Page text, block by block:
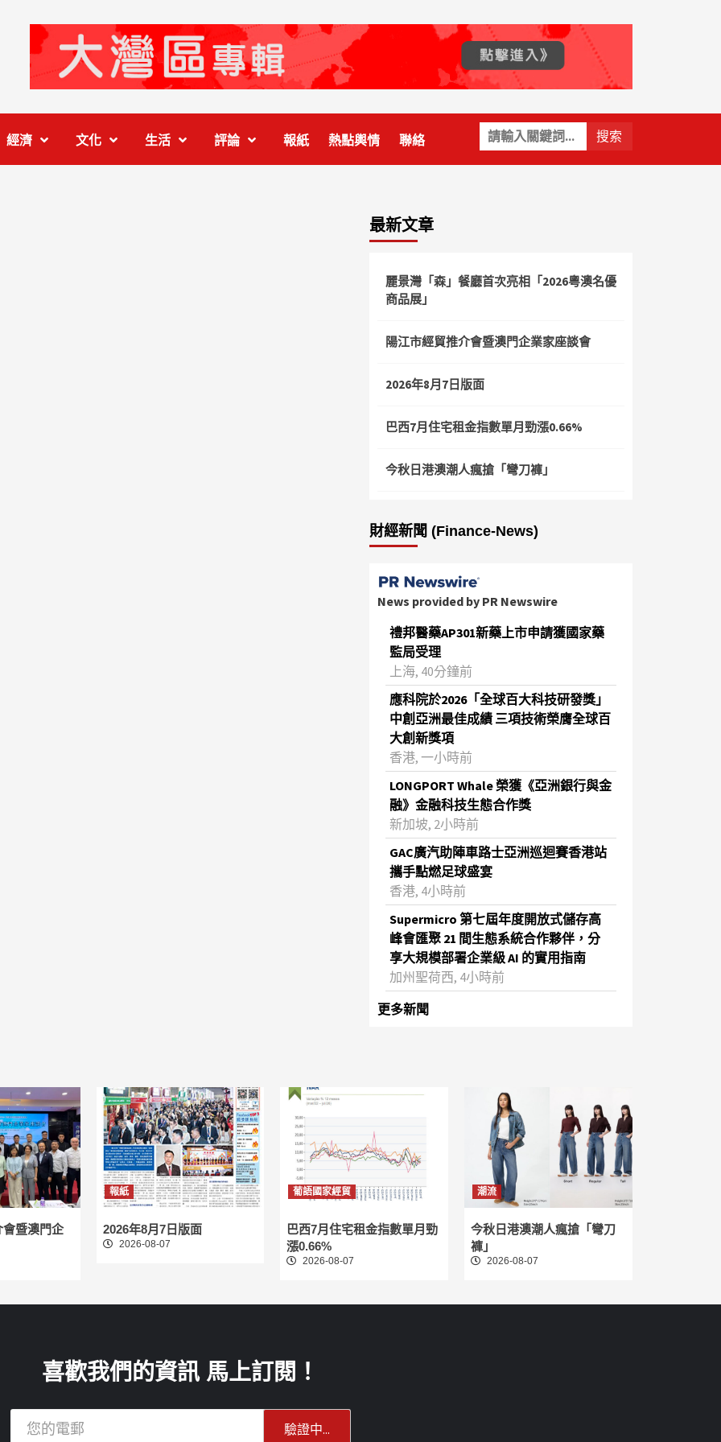
關
鍵
字:
經濟 文化 生活 評論 報紙 熱點輿情 聯絡
最新文章
麗景灣「森」餐廳首次亮相「2026粵澳名優
商品展」
陽江市經貿推介會暨澳門企業家座談會
2026年8月7日版面
巴西7月住宅租金指數單月勁漲0.66%
今秋日港澳潮人瘋搶「彎刀褲」
財經新聞 (Finance-News)
News provided by PR Newswire
禮邦醫藥AP301新藥上市申請獲國家藥
監局受理
上海, 40分鐘前
應科院於2026「全球百大科技研發獎」
中創亞洲最佳成績 三項技術榮膺全球百
大創新獎項
香港, 一小時前
LONGPORT Whale 榮獲《亞洲銀行與金
融》金融科技生態合作獎
新加坡, 2小時前
GAC廣汽助陣車路士亞洲巡迴賽香港站
攜手點燃足球盛宴
香港, 4小時前
Supermicro 第七屆年度開放式儲存高
峰會匯聚 21 間生態系統合作夥伴，分
享大規模部署企業級 AI 的實用指南
加州聖荷西, 4小時前
更多新聞
暨澳門企
報紙
2026年8月7日版面
2026-08-07
葡語國家經貿
巴西7月住宅租金指數單月勁
漲0.66%
2026-08-07
潮流
今秋日港澳潮人瘋搶「彎刀
褲」
2026-08-07
喜歡我們的資訊 馬上訂閱！